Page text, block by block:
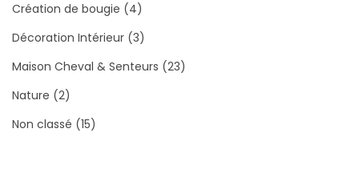
Création de bougie (4)
Décoration Intérieur (3)
Maison Cheval & Senteurs (23)
Nature (2)
Non classé (15)